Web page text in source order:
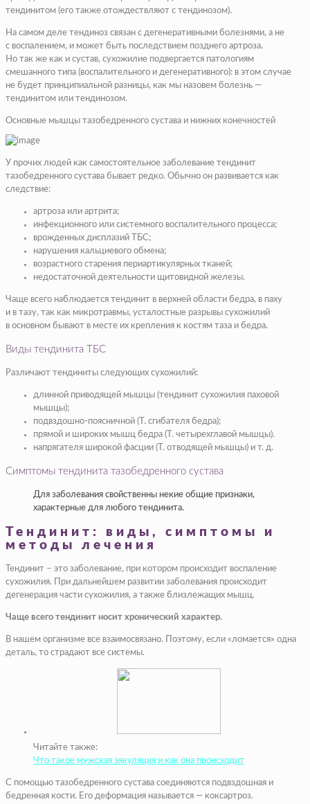
тендинитом (его также отождествляют с тендинозом).
На самом деле тендиноз связан с дегенеративными болезнями, а не
с воспалением, и может быть последствием позднего артроза.
Но так же как и сустав, сухожилие подвергается патологиям
смешанного типа (воспалительного и дегенеративного): в этом случае
не будет принципиальной разницы, как мы назовем болезнь —
тендинитом или тендинозом.
Основные мышцы тазобедренного сустава и нижних конечностей
У прочих людей как самостоятельное заболевание тендинит
тазобедренного сустава бывает редко. Обычно он развивается как
следствие:
артроза или артрита;
инфекционного или системного воспалительного процесса;
врожденных дисплазий ТБС;
нарушения кальциевого обмена;
возрастного старения периартикулярных тканей;
недостаточной деятельности щитовидной железы.
Чаще всего наблюдается тендинит в верхней области бедра, в паху
и в тазу, так как микротравмы, усталостные разрывы сухожилий
в основном бывают в месте их крепления к костям таза и бедра.
Виды тендинита ТБС
Различают тендиниты следующих сухожилий:
длинной приводящей мышцы (тендинит сухожилия паховой
мышцы);
подвздошно-поясничной (Т. сгибателя бедра);
прямой и широких мышц бедра (Т. четырехглавой мышцы).
напрягателя широкой фасции (Т. отводящей мышцы) и т. д.
Симптомы тендинита тазобедренного сустава
Для заболевания свойственны некие общие признаки,
характерные для любого тендинита.
Тендинит: виды, симптомы и
методы лечения
Тендинит – это заболевание, при котором происходит воспаление
сухожилия. При дальнейшем развитии заболевания происходит
дегенерация части сухожилия, а также близлежащих мышц.
Чаще всего тендинит носит хронический характер.
В нашем организме все взаимосвязано. Поэтому, если «ломается» одна
деталь, то страдают все системы.
Читайте также:
Что такое мужская эякуляция и как она происходит
С помощью тазобедренного сустава соединяются подвздошная и
бедренная кости. Его деформация называется — коксартроз.